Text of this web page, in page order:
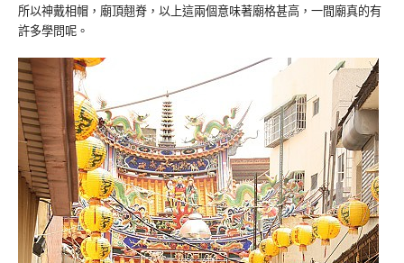
所以神戴相帽，廟頂翹脊，以上這兩個意味著廟格甚高，一間廟真的有
許多學問呢。